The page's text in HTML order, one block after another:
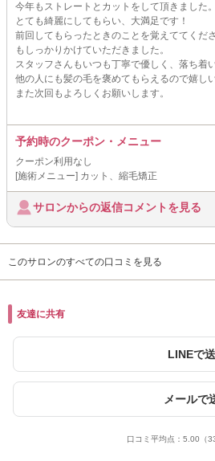
今年もストレートとカットをして頂きました。
とても綺麗にしてもらい、大満足です！
前回してもらったときのことを覚えててくだ
もしっかりかけていただきました。
スタッフさんもいつも丁寧で優しく、落ち着
他の人にも髪の毛を褒めてもらえるので嬉しい
また次回もよろしくお願いします。
予約時のクーポン・メニュー
クーポン利用なし
[施術メニュー] カット、縮毛矯正
サロンからの返信コメントを見る
このサロンのすべての口コミを見る
友達に共有
LINEで
メールで
口コミ平均点： 5.00 （